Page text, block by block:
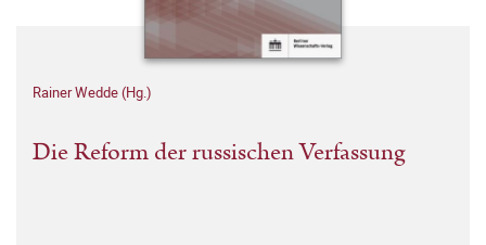
Rainer Wedde (Hg.)
Die Reform der russischen Verfassung